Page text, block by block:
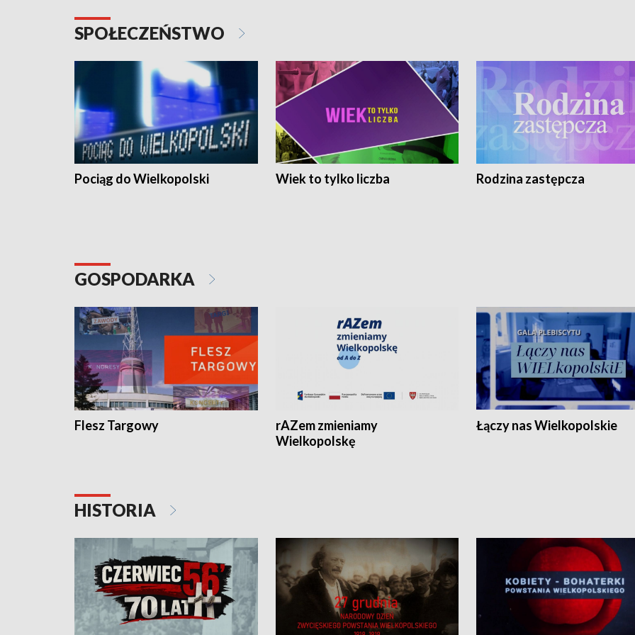
SPOŁECZEŃSTWO
Pociąg do Wielkopolski Wiek to tylko liczba Rodzina zastępcza
GOSPODARKA
Flesz Targowy
rAZem zmieniamy
Wielkopolskę
Łączy nas Wielkopolskie
HISTORIA